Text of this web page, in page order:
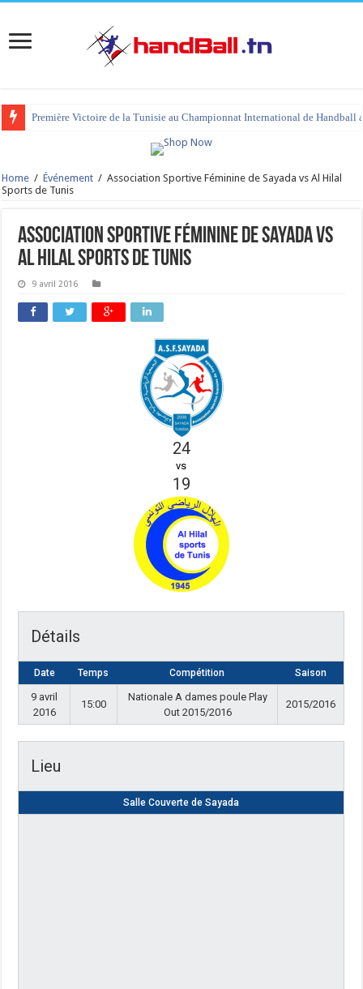
Première Victoire de la Tunisie au Championnat International de Handball
Home / Événement / Association Sportive Féminine de Sayada vs Al Hilal
Sports de Tunis
Association Sportive Féminine de Sayada vs
Al Hilal Sports de Tunis
9 avril 2016
24
vs
19
Détails
Date Temps Compétition Saison
9 avril
2016
15:00
Nationale A dames poule Play
Out 2015/2016
2015/2016
Lieu
Salle Couverte de Sayada